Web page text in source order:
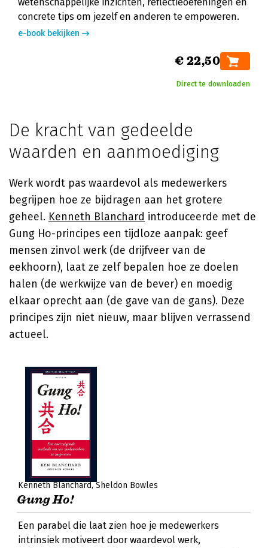
concrete tips om jezelf en anderen te empoweren.
e-book bekijken
€ 22,50
Direct te downloaden
De kracht van gedeelde
waarden en aanmoediging
Werk wordt pas waardevol als medewerkers
begrijpen hoe ze bijdragen aan het grotere
geheel. Kenneth Blanchard introduceerde met de
Gung Ho-principes een tijdloze aanpak: geef
mensen zinvol werk (de drijfveer van de
eekhoorn), laat ze zelf bepalen hoe ze doelen
halen (de werkwijze van de bever) en moedig
elkaar oprecht aan (de gave van de gans). Deze
principes zijn niet nieuw, maar blijven verrassend
actueel.
Kenneth Blanchard Sheldon Bowles
Gung Ho!
Een parabel die laat zien hoe je medewerkers
intrinsiek motiveert door waardevol werk,